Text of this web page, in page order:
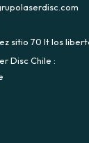
sitio 70 lt los
Disc Chile